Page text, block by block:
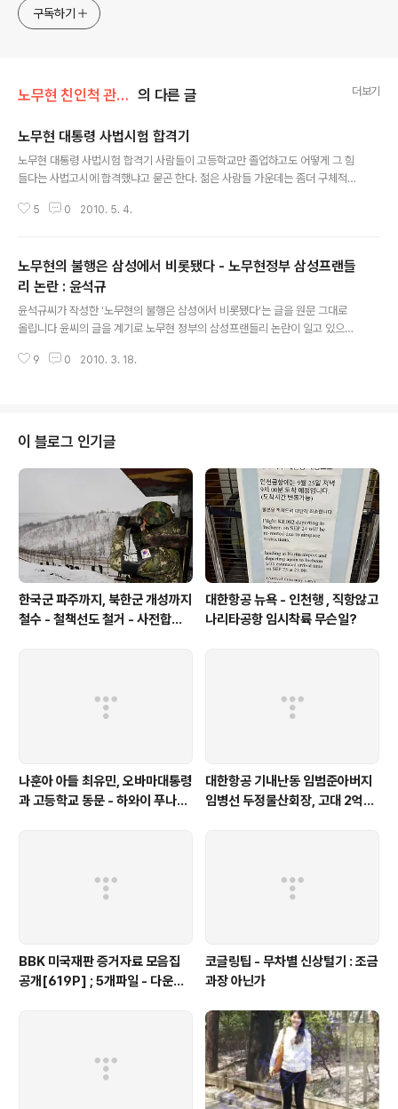
jesim56@gmail.com, 안보일때는 구글리더나 RSS로!!
구독하기
노무현 친인척 관련서류 의 다른 글 더보기
노무현 대통령 사법시험 합격기
노무현 대통령 사법시험 합격기 사람들이 고등학교만 졸업하고도 어떻게 그 힘
들다는 사법고시에 합격했냐고 묻곤 한다. 젊은 사람들 가운데는 좀더 구체적으
시험에 합격했을 당시는 물론이고, 20년이 거의 다된 지금까지도 내게 묻는 분
해서였다. 그러나 혼자 그때의 일을 생각하면 지금도 가슴이 뛰고 흐뭇해진다.
남들보다 많이 힘든 상황에서 공부를 했고 시험에 합격해서 그런지, 내 인생을
되돌아볼 때 사법 고시에 합격했던 그 순간만큼 행복했고 성취감을 느꼈던 적은
없는 것 같다..
5 0 2010. 5. 4.
노무현의 불행은 삼성에서 비롯됐다 - 노무현정부 삼성프랜들
리 논란 : 윤석규
윤석규씨가 작성한 '노무현의 불행은 삼성에서 비롯됐다'는 글을 원문 그대로
올립니다 윤씨의 글을 계기로 노무현 정부의 삼성프랜들리 논란이 일고 있으므
================================================
하니 나는 해석은 하지 않고 사실만 말하겠다. 사실을 말하는 과정에 불가피하
게 실명이 거론되는 것을 용서하시라. 그렇게 하지 않으면 또 다시 사실이 아니
라고 주장할까..
9 0 2010. 3. 18.
이 블로그 인기글
한국군 파주까지, 북한군 개성까지
철수 - 철책선도 철거 - 사전합의
대한항공 뉴욕 - 인천행 , 직항않고
나리타공항 임시착륙 무슨일?
나훈아 아들 최유민, 오바마대통령
과 고등학교 동문 - 하와이 푸나호
대한항공 기내난동 임범준아버지
임병선 두정물산회장, 고대 2억기
BBK 미국재판 증거자료 모음집
공개[619P] ; 5개파일 - 다운로
코글링팁 - 무차별 신상털기 : 조금
과장 아닌가